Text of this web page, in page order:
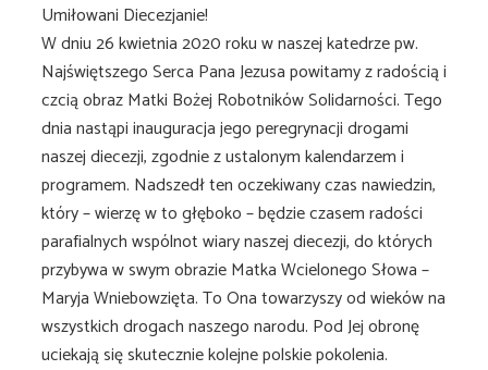
Umiłowani Diecezjanie!
W dniu 26 kwietnia 2020 roku w naszej katedrze pw.
Najświętszego Serca Pana Jezusa powitamy z radością i
czcią obraz Matki Bożej Robotników Solidarności. Tego
dnia nastąpi inauguracja jego peregrynacji drogami
naszej diecezji, zgodnie z ustalonym kalendarzem i
programem. Nadszedł ten oczekiwany czas nawiedzin,
który – wierzę w to głęboko – będzie czasem radości
parafialnych wspólnot wiary naszej diecezji, do których
przybywa w swym obrazie Matka Wcielonego Słowa –
Maryja Wniebowzięta. To Ona towarzyszy od wieków na
wszystkich drogach naszego narodu. Pod Jej obronę
uciekają się skutecznie kolejne polskie pokolenia.